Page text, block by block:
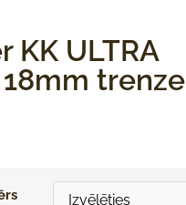
KK ULTRA
trenze